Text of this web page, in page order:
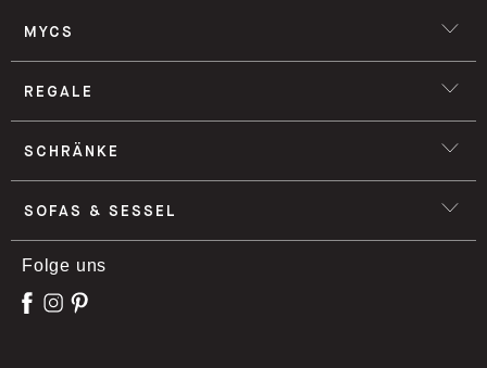
MYCS
REGALE
SCHRÄNKE
SOFAS & SESSEL
Folge uns